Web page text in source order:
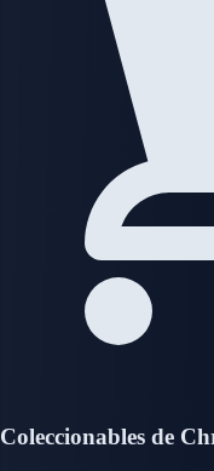
Coleccionables de